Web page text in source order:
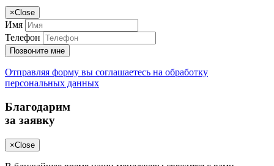
×Close
Имя
Телефон
Позвоните мне
Отправляя форму вы соглашаетесь на обработку
персональных данных
Благодарим
за заявку
×Close